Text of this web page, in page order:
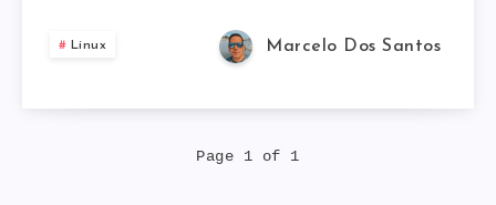
MANIPULAÇÃO
CONTAS
Linux Marcelo Dos Santos
Page 1 of 1